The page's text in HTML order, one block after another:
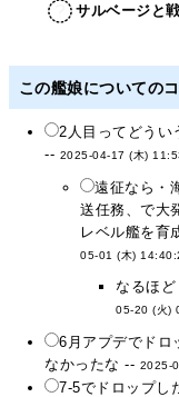
サルベージと
この艦娘についての
2人目ってどうい
-- 2025-04-17 (木)
遠征なら・
送任務、で大
レベル艦を育
05-01 (木)
なるほ
05-20 (火)
6月アプデでドロ
なかったな -- 2025-
7-5でドロップし